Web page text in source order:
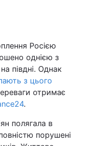
Росією
однією з
півдні. Однак
з цього
отримає
.
полягала в
порушені